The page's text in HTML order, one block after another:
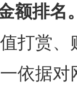
额排名
打赏
依据